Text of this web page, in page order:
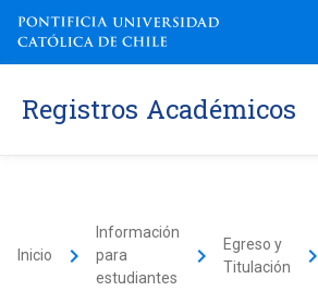
Registros Académicos
Inicio keyboard_arrow_right
Información
para
estudiantes
keyboard_arrow_right
Egreso y
Titulación
keyboard_arrow_right